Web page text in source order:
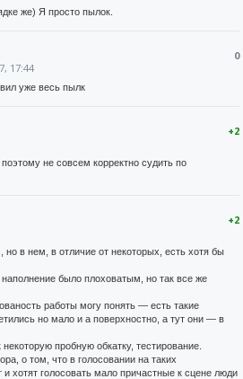
же) Я просто пылок.
0
17:44
уже весь пылк
+2
не совсем корректно судить по
+2
в нем, в отличие от некоторых, есть хотя бы
было плоховатым, но так все же
работы могу понять — есть такие
но мало и а поверхностно, а тут они — в
пробную обкатку, тестирование.
о том, что в голосовании на таких
хотят голосовать мало причастные к сцене люди